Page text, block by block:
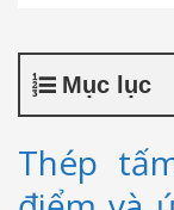
Mục lục
Thép